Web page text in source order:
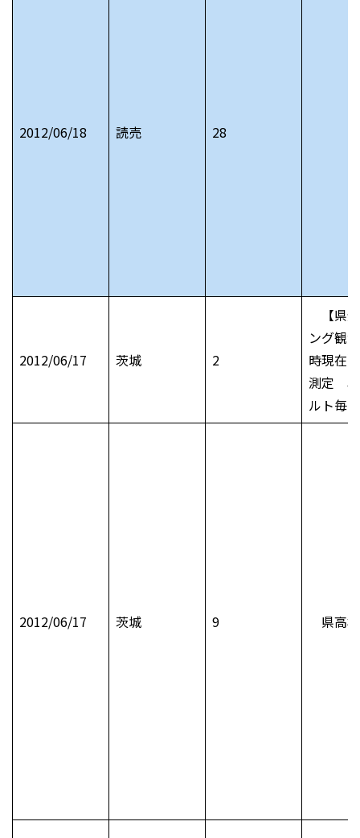
2012/06/18 読売 28
2012/06/17 茨城 2
【県
ング観
時現在
測定 単
ルト毎時
2012/06/17 茨城 9 県高